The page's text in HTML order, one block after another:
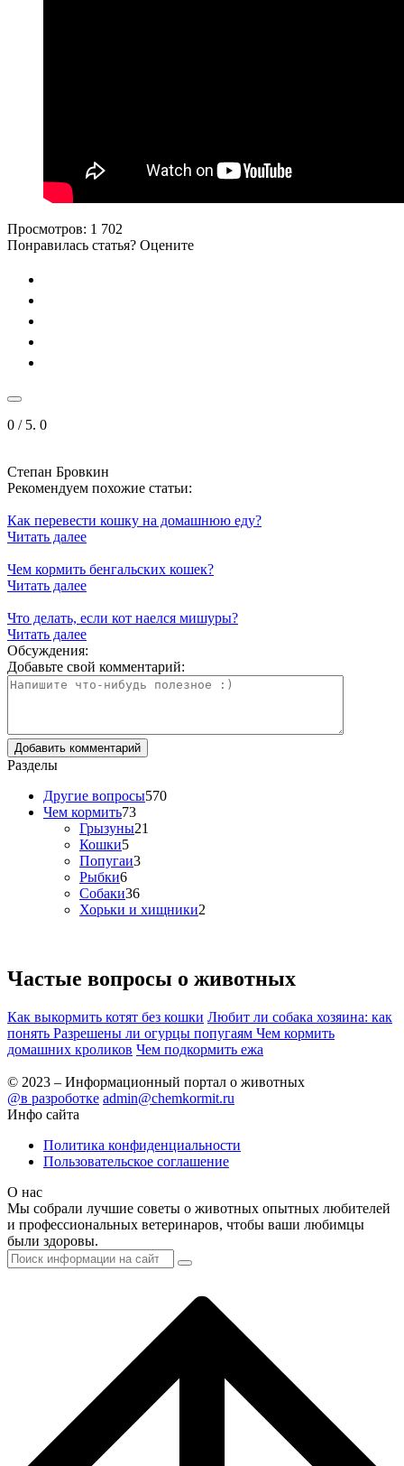
Просмотров: 1 702
Понравилась статья? Оцените
0 / 5. 0
Степан Бровкин
Рекомендуем похожие статьи:
Как перевести кошку на домашнюю еду?
Читать далее
Чем кормить бенгальских кошек?
Читать далее
Что делать, если кот наелся мишуры?
Читать далее
Обсуждения:
Добавьте свой комментарий:
Разделы
Другие вопросы570
Чем кормить73
Грызуны21
Кошки5
Попугаи3
Рыбки6
Собаки36
Хорьки и хищники2
Частые вопросы о животных
Как выкормить котят без кошки Любит ли собака хозяина: как
понять Разрешены ли огурцы попугаям Чем кормить
домашних кроликов Чем подкормить ежа
© 2023 – Информационный портал о животных
@в разроботке admin@chemkormit.ru
Инфо сайта
Политика конфиденциальности
Пользовательское соглашение
О нас
Мы собрали лучшие советы о животных опытных любителей
и профессиональных ветеринаров, чтобы ваши любимцы
были здоровы.